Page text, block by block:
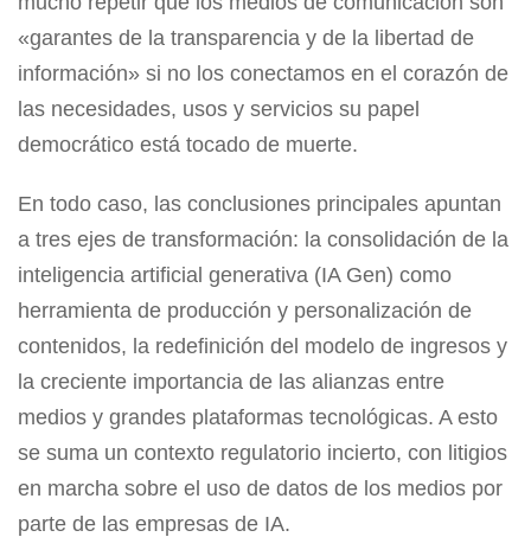
«garantes de la transparencia y de la libertad de
información» si no los conectamos en el corazón de
las necesidades, usos y servicios su papel
democrático está tocado de muerte.
En todo caso, las conclusiones principales apuntan
a tres ejes de transformación: la consolidación de la
inteligencia artificial generativa (IA Gen) como
herramienta de producción y personalización de
contenidos, la redefinición del modelo de ingresos y
la creciente importancia de las alianzas entre
medios y grandes plataformas tecnológicas. A esto
se suma un contexto regulatorio incierto, con litigios
en marcha sobre el uso de datos de los medios por
parte de las empresas de IA.